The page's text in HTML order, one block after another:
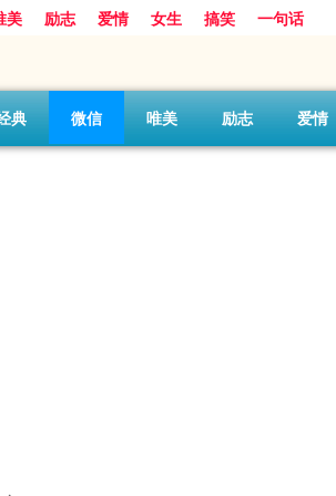
美 励志 爱情 女生 搞笑 一句话
典 微信 唯美 励志 爱情